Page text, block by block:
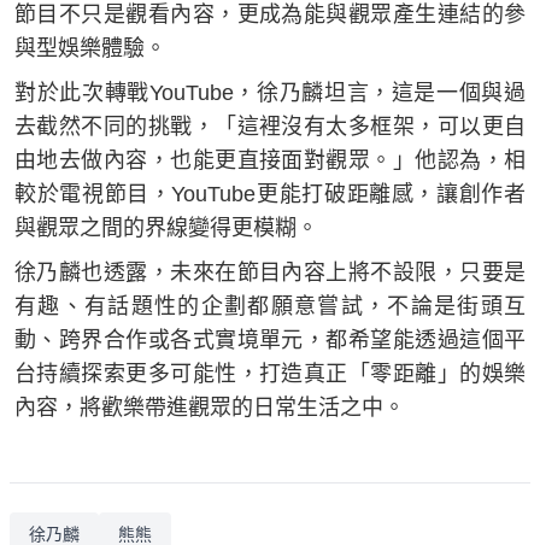
節目不只是觀看內容，更成為能與觀眾產生連結的參
與型娛樂體驗。
對於此次轉戰YouTube，徐乃麟坦言，這是一個與過
去截然不同的挑戰，「這裡沒有太多框架，可以更自
由地去做內容，也能更直接面對觀眾。」他認為，相
較於電視節目，YouTube更能打破距離感，讓創作者
與觀眾之間的界線變得更模糊。
徐乃麟也透露，未來在節目內容上將不設限，只要是
有趣、有話題性的企劃都願意嘗試，不論是街頭互
動、跨界合作或各式實境單元，都希望能透過這個平
台持續探索更多可能性，打造真正「零距離」的娛樂
內容，將歡樂帶進觀眾的日常生活之中。
徐乃麟 熊熊